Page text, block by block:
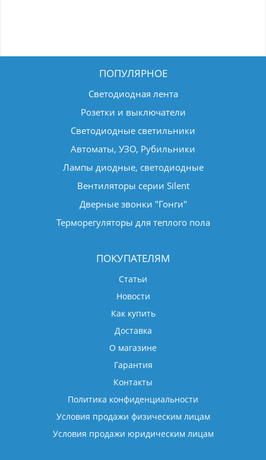
ПОПУЛЯРНОЕ
Светодиодная лента
Розетки и выключатели
Светодиодные светильники
Автоматы, УЗО, Рубильники
Лампы диодные, светодиодные
Вентиляторы серии Silent
Дверные звонки "Гонги"
Терморегуляторы для теплого пола
ПОКУПАТЕЛЯМ
Статьи
Новости
Как купить
Доставка
О магазине
Гарантия
Контакты
Политика конфиденциальности
Условия продажи физическим лицам
Условия продажи юридическим лицам